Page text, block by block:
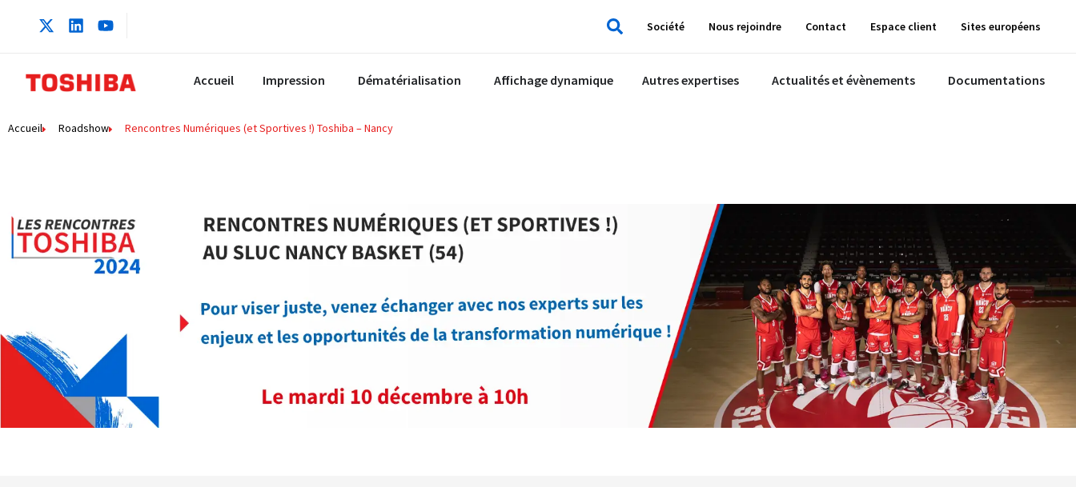
Société Nous rejoindre Contact Espace client Sites européens
Accueil Impression Dématérialisation Affichage dynamique Autres expertises Actualités et évènements Documentations
Accueil Roadshow Rencontres Numériques (et Sportives !) Toshiba – Nancy